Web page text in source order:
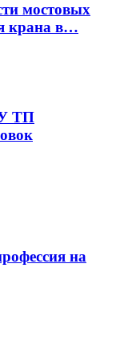
мостовых
крана в…
ТП
на